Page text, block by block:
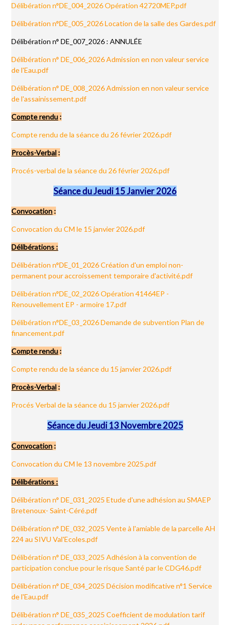
Délibération n°DE_004_2026 Opération 42720MEP.pdf
Délibération n°DE_005_2026 Location de la salle des Gardes.pdf
Délibération n° DE_007_2026 : ANNULÉE
Délibération n° DE_006_2026 Admission en non valeur service
de l'Eau.pdf
Délibération n° DE_008_2026 Admission en non valeur service
de l'assainissement.pdf
Compte rendu :
Compte rendu de la séance du 26 février 2026.pdf
Procès-Verbal :
Procés-verbal de la séance du 26 février 2026.pdf
Séance du Jeudi 15 Janvier 2026
Convocation :
Convocation du CM le 15 janvier 2026.pdf
Délibérations :
Délibération n°DE_01_2026 Création d'un emploi non-
permanent pour accroissement temporaire d'activité.pdf
Délibération n°DE_02_2026 Opération 41464EP -
Renouvellement EP - armoire 17.pdf
Délibération n°DE_03_2026 Demande de subvention Plan de
financement.pdf
Compte rendu :
Compte rendu de la séance du 15 janvier 2026.pdf
Procès-Verbal :
Procés Verbal de la séance du 15 janvier 2026.pdf
Séance du Jeudi 13 Novembre 2025
Convocation :
Convocation du CM le 13 novembre 2025.pdf
Délibérations :
Délibération n° DE_031_2025 Etude d'une adhésion au SMAEP
Bretenoux- Saint-Céré.pdf
Délibération n° DE_032_2025 Vente à l'amiable de la parcelle AH
224 au SIVU Val'Ecoles.pdf
Délibération n° DE_033_2025 Adhésion à la convention de
participation conclue pour le risque Santé par le CDG46.pdf
Délibération n° DE_034_2025 Décision modificative n°1 Service
de l'Eau.pdf
Délibération n° DE_035_2025 Coefficient de modulation tarif